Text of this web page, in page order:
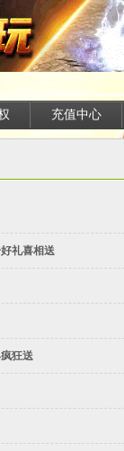
充值中心
礼喜相送
狂送